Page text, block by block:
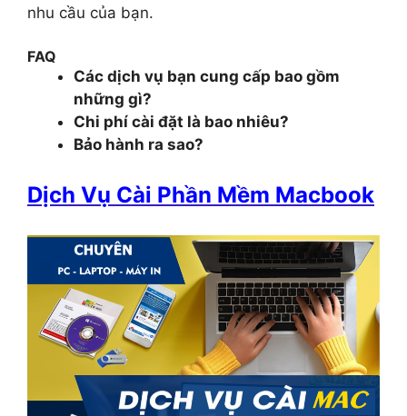
nhu cầu của bạn.
FAQ
Các dịch vụ bạn cung cấp bao gồm
những gì?
Chi phí cài đặt là bao nhiêu?
Bảo hành ra sao?
Dịch Vụ Cài Phần Mềm Macbook